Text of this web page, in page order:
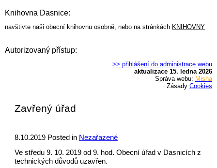
Knihovna Dasnice:
navštivte naši obecní knihovnu osobně, nebo na stránkách KNIHOVNY
Autorizovaný přístup:
>> přihlášení do administrace webu
aktualizace 15. ledna 2026
Správa webu: Misha
Zásady Cookies
Zavřený úřad
8.10.2019 Posted in Nezařazené
Ve středu 9. 10. 2019 od 9. hod. Obecní úřad v Dasnicích z
technických důvodů uzavřen.